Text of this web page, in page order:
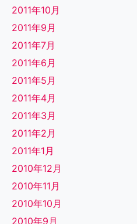
2011年10月
2011年9月
2011年7月
2011年6月
2011年5月
2011年4月
2011年3月
2011年2月
2011年1月
2010年12月
2010年11月
2010年10月
2010年9月